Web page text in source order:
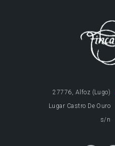
27776, Alfoz (Lugo)
Lugar Castro De Ouro
s/n